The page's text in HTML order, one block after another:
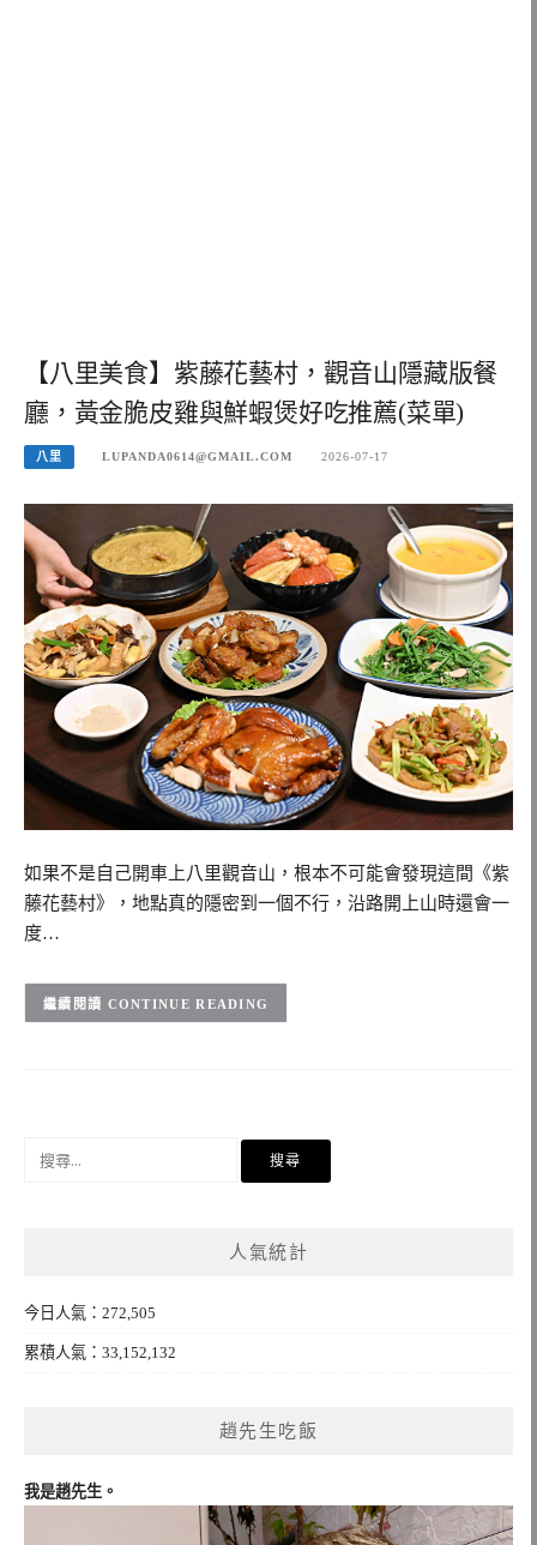
【八里美食】紫藤花藝村，觀音山隱藏版餐
廳，黃金脆皮雞與鮮蝦煲好吃推薦(菜單)
八里 LUPANDA0614@GMAIL.COM 2026-07-17
如果不是自己開車上八里觀音山，根本不可能會發現這間《紫
藤花藝村》，地點真的隱密到一個不行，沿路開上山時還會一
度…
CONTINUE READING
人氣統計
今日人氣：272,505
累積人氣：33,152,132
趙先生吃飯
我是趙先生。